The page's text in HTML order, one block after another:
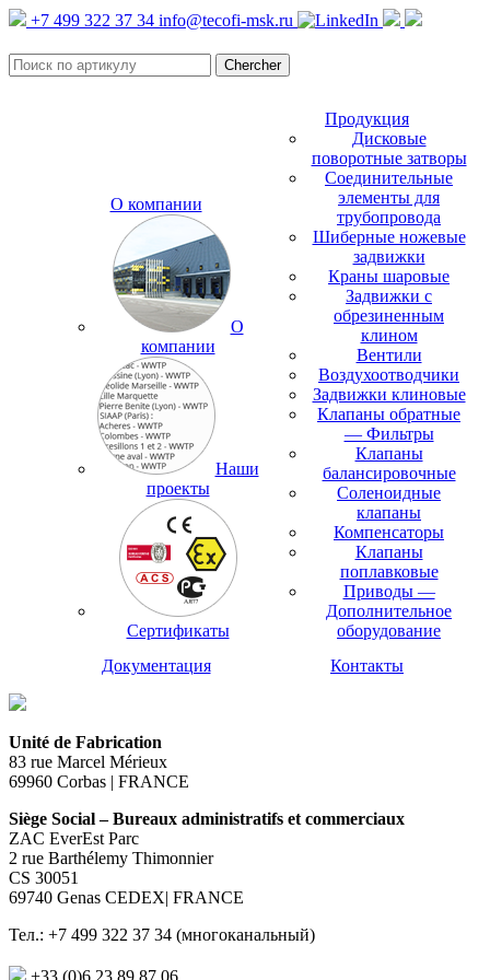
+7 499 322 37 34 info@tecofi-msk.ru
О компании
О
компании
Наши
проекты
Сертификаты
Продукция
Дисковые
поворотные затворы
Соединительные
элементы для
трубопровода
Шиберные ножевые
задвижки
Краны шаровые
Задвижки с
обрезиненным
клином
Вентили
Воздухоотводчики
Задвижки клиновые
Клапаны обратные
— Фильтры
Клапаны
балансировочные
Соленоидные
клапаны
Компенсаторы
Клапаны
поплавковые
Приводы —
Дополнительное
оборудование
Документация
Контакты
Unité de Fabrication
83 rue Marcel Mérieux
69960 Corbas | FRANCE
Siège Social – Bureaux administratifs et commerciaux
ZAC EverEst Parc
2 rue Barthélemy Thimonnier
CS 30051
69740 Genas CEDEX| FRANCE
Тел.: +7 499 322 37 34 (многоканальный)
+33 (0)6 23 89 87 06